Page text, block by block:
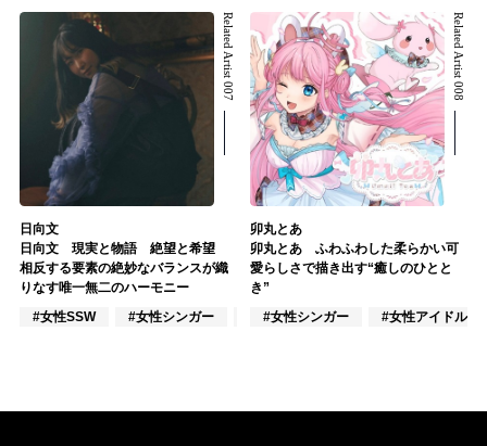
Related Artist 007
日向文
日向文 現実と物語 絶望と希望
相反する要素の絶妙なバランスが織
りなす唯一無二のハーモニー
#女性SSW
#女性シンガー #楽器奏者
Related Artist 008
卯丸とあ
卯丸とあ ふわふわした柔らかい可
愛らしさで描き出す“癒しのひとと
き”
#女性シンガー
#女性アイドル